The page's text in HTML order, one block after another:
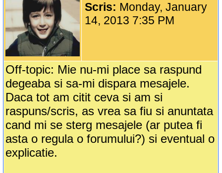
Scris: Monday, January
14, 2013 7:35 PM
Off-topic: Mie nu-mi place sa raspund
degeaba si sa-mi dispara mesajele.
Daca tot am citit ceva si am si
raspuns/scris, as vrea sa fiu si anuntata
cand mi se sterg mesajele (ar putea fi
asta o regula o forumului?) si eventual o
explicatie.